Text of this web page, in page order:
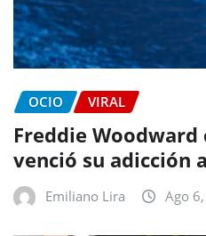
OCIO VIRAL
Freddie
venció su adicción
Emiliano Lira Ago